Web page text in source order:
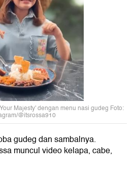
Majesty' dengan menu nasi gudeg Foto:
@itsrossa910
gudeg dan sambalnya.
muncul video kelapa, cabe,